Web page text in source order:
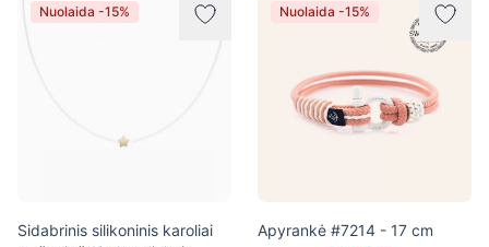
Nuolaida -15%
Sidabrinis silikoninis karoliai
Nuolaida -15%
Apyrankė #7214 - 17 cm